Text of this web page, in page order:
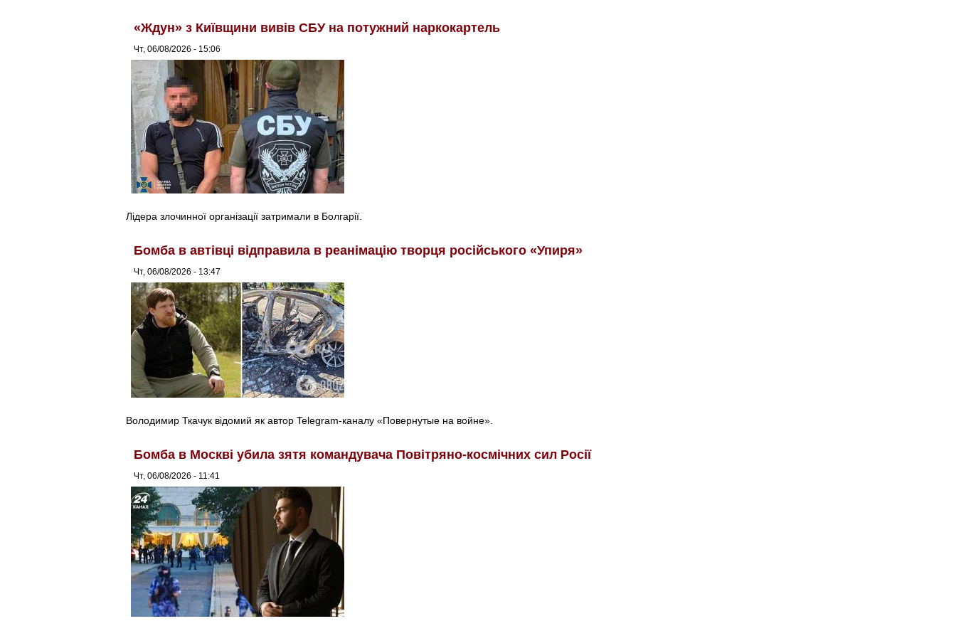
«Ждун» з Київщини вивів СБУ на потужний наркокартель
Чт, 06/08/2026 - 15:06
Лідера злочинної організації затримали в Болгарії.
Бомба в автівці відправила в реанімацію творця російського «Упиря»
Чт, 06/08/2026 - 13:47
Володимир Ткачук відомий як автор Telegram-каналу «Повернутые на войне».
Бомба в Москві убила зятя командувача Повітряно-космічних сил Росії
Чт, 06/08/2026 - 11:41